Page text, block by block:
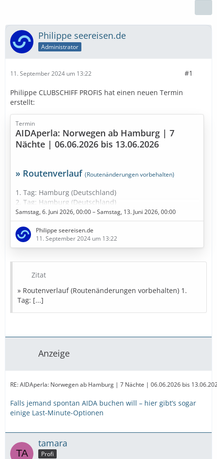
Philippe seereisen.de
Administrator
11. September 2024 um 13:22 #1
Philippe CLUBSCHIFF PROFIS hat einen neuen Termin
erstellt:
Termin
AIDAperla: Norwegen ab Hamburg | 7
Nächte | 06.06.2026 bis 13.06.2026
» Routenverlauf (Routenänderungen vorbehalten)
1. Tag: Hamburg (Deutschland)
2. Tag: Hamburg (Deutschland)
3. Tag: Seetag
4. Tag: Haugesund (Norwegen)
5. Tag: Ålesund (Norwegen)
6. Tag: Stavanger (Norwegen)
7. Tag: Seetag
8. Tag: Hamburg (Deutschland)
» Bestpreise in Sicht
Diese Kreuzfahrt buchen
Samstag, 6. Juni 2026, 00:00 – Samstag, 13. Juni 2026, 00:00
Philippe seereisen.de
11. September 2024 um 13:22
Zitat
» Routenverlauf (Routenänderungen vorbehalten) 1.
Tag: [...]
Anzeige
RE: AIDAperla: Norwegen ab Hamburg | 7 Nächte | 06.06.2026 bis
Falls jemand spontan AIDA buchen will – hier gibt’s sogar
einige Last-Minute-Optionen
tamara
Profi